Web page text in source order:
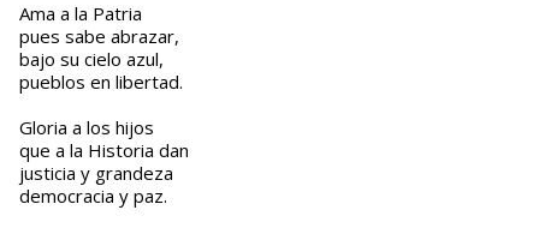
Ama a la Patria
pues sabe abrazar,
bajo su cielo azul,
pueblos en libertad.
Gloria a los hijos
que a la Historia dan
justicia y grandeza
democracia y paz.